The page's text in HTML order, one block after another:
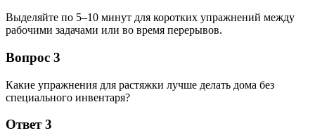
Выделяйте по 5–10 минут для коротких упражнений между
рабочими задачами или во время перерывов.
Вопрос 3
Какие упражнения для растяжки лучше делать дома без
специального инвентаря?
Ответ 3